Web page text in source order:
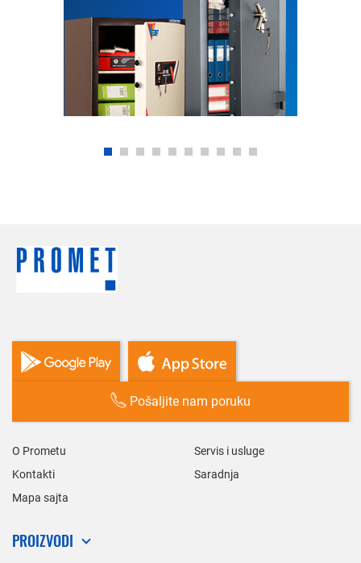
Pošaljite nam poruku
O Prometu
Servis i usluge
Kontakti
Saradnja
Mapa sajta
PROIZVODI